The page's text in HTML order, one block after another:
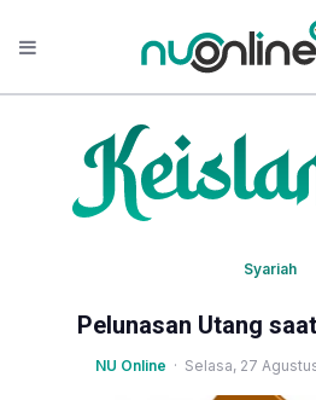
Syariah
Pelunasan Utang
NU Online · Selasa, 27